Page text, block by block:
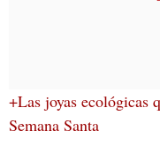
+Las joyas ecológicas
Semana Santa